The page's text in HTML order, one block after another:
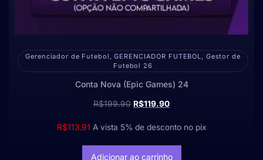
Gerenciador de Futebol, GERENCIADOR FUTEBOL, Gestor de
Futebol 26
Conta Nova (Epic Games) 24
R$199.90 R$119.90
R$113.91 A vista 5% de desconto no pix
Adicionar ao carrinho